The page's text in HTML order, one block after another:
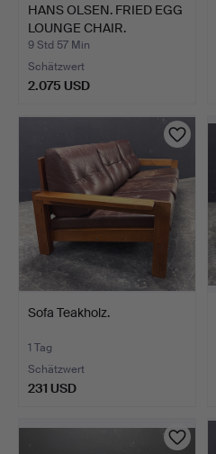
HANS OLSEN. FRIED EGG
LOUNGE CHAIR.
9 Std 57 Min
Schätzwert
2.075 USD
Sofa Teakholz.
1 Tag
Schätzwert
231 USD